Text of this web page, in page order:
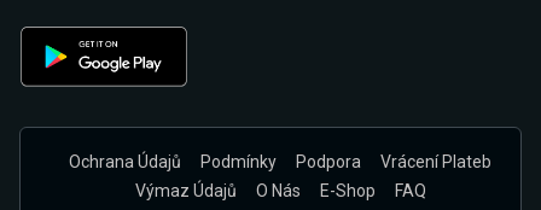
Ochrana Údajů Podmínky Podpora
Vrácení Plateb
Výmaz Údajů
O Nás E-Shop FAQ